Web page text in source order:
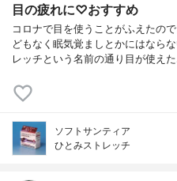
目の疲れに♡おすすめ
コロナで目を使うことがふえたの
どもなく眠気覚ましとかにはなら
レッチという名前の通り目が使え
ソフトサンティア
ひとみストレッチ